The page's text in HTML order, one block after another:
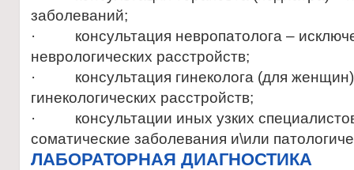
заболеваний;
· консультация невропатолога –
неврологических расстройств;
· консультация гинеколога (для женщин)
гинекологических расстройств;
· консультации иных узких
соматические заболевания и\или
ЛАБОРАТОРНАЯ ДИАГНОСТИКА